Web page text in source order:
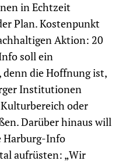
in Echtzeit
Plan. Kostenpunkt
Aktion: 20
soll ein
denn die Hoffnung ist,
Institutionen
oder
Darüber hinaus will
Harburg-Info
aufrüsten: „Wir